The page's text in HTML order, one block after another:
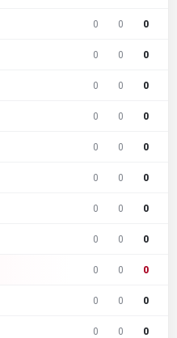
0 0 0
0 0 0
0 0 0
0 0 0
0 0 0
0 0 0
0 0 0
0 0 0
0 0 0
0 0 0
0 0 0